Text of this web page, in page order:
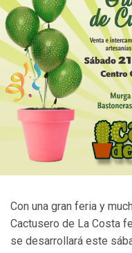
Con una gran feria y
Cactusero de La Costa
se desarrollará este